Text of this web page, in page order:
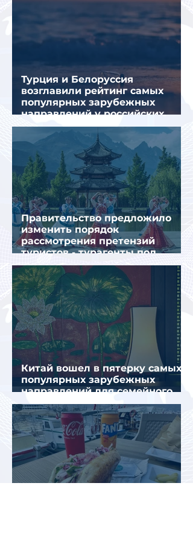
Турция и Белоруссия
возглавили рейтинг самых
популярных зарубежных
направлений у российских
туристов летом
Правительство предложило
изменить порядок
рассмотрения претензий
туристов - турагенты под
ударом!
Китай вошел в пятерку самых
популярных зарубежных
направлений для семейного
отдыха летом